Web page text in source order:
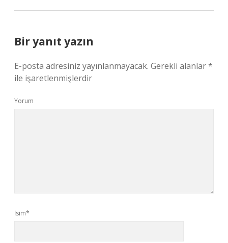
Bir yanıt yazın
E-posta adresiniz yayınlanmayacak. Gerekli alanlar*
ile işaretlenmişlerdir
Yorum
İsim*